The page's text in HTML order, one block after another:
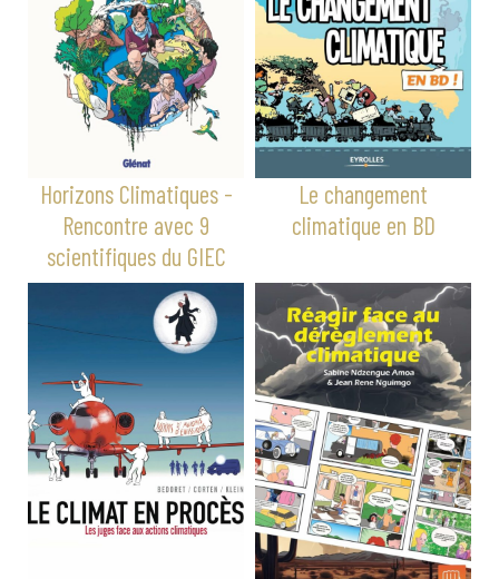
Horizons Climatiques -
Rencontre avec 9
scientifiques du GIEC
Le changement
climatique en BD